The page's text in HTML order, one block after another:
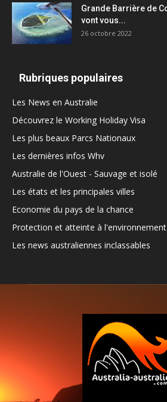
Grande Barrière de
vont vous...
26 octobre 2022
Rubriques populaires
Les News en Australie
Découvrez le Working Holiday Visa
Les plus beaux Parcs Nationaux
Les dernières infos Whv
Australie de l'Ouest - Sauvage et isolé
Les états et les principales villes
Economie du pays de la chance
Protection et atteinte à l'environnement
Les news australiennes inclassables